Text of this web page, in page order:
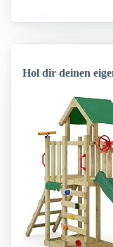
Hol dir deinen